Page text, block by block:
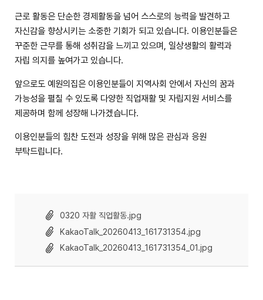
근로 활동은 단순한 경제활동을 넘어 스스로의 능력을 발견하고
자신감을 향상시키는 소중한 기회가 되고 있습니다. 이용인분들은
꾸준한 근무를 통해 성취감을 느끼고 있으며, 일상생활의 활력과
자립 의지를 높여가고 있습니다.
앞으로도 예원의집은 이용인분들이 지역사회 안에서 자신의 꿈과
가능성을 펼칠 수 있도록 다양한 직업재활 및 자립지원 서비스를
제공하며 함께 성장해 나가겠습니다.
이용인분들의 힘찬 도전과 성장을 위해 많은 관심과 응원
부탁드립니다.
0320 자활 직업활동.jpg
KakaoTalk_20260413_161731354.jpg
KakaoTalk_20260413_161731354_01.jpg